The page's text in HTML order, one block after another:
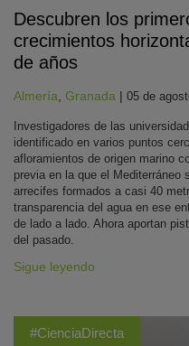
Descubren los
crecimientos
de años
Almería Granada | 05 de
Investigadores de las
identificado en varios puntos
afloramientos de origen marino
previa en la que el
arrecifes formados a casi 40
transparencia del agua en ese
de lado a lado. Ahora aportan
del pasado.
Sigue leyendo
#CienciaDirecta